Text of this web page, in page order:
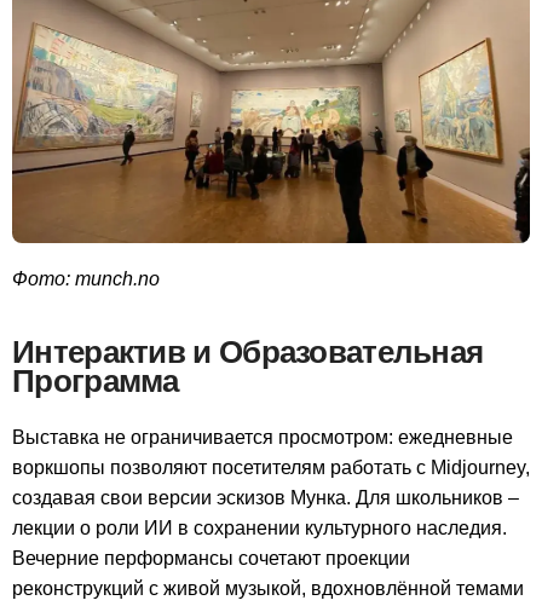
Фото: munch.no
Интерактив и Образовательная
Программа
Выставка не ограничивается просмотром: ежедневные
воркшопы позволяют посетителям работать с Midjourney,
создавая свои версии эскизов Мунка. Для школьников –
лекции о роли ИИ в сохранении культурного наследия.
Вечерние перформансы сочетают проекции
реконструкций с живой музыкой, вдохновлённой темами